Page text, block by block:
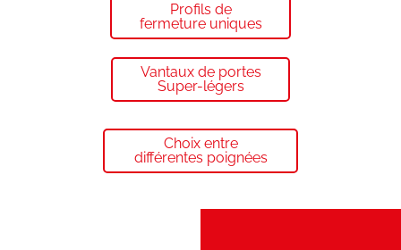
Profils de
fermeture uniques
Vantaux de portes
Super-légers
Choix entre
différentes poignées